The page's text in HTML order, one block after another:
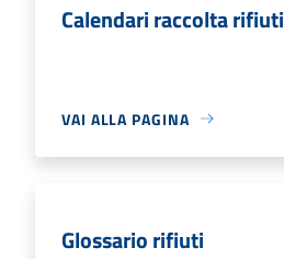
Calendari raccolta rifiuti
VAI ALLA PAGINA
Glossario rifiuti